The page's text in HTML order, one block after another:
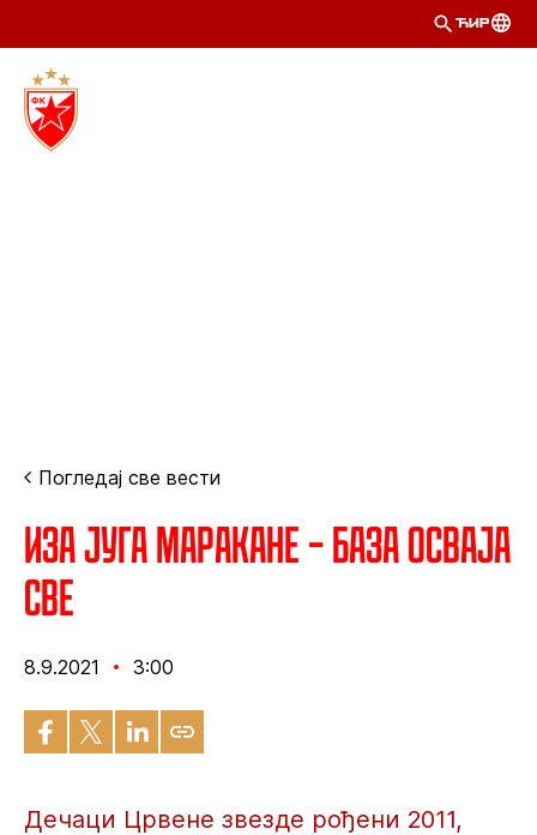
ЋИР
Погледај све вести
Иза југа Маракане – База осваја
све
8.9.2021 3:00
Дечаци Црвене звезде рођени 2011,